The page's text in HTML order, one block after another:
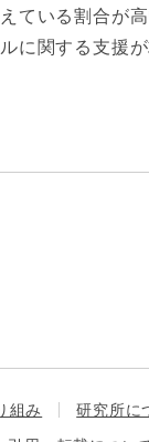
ている割合が
に関する支援
組み
研究所に